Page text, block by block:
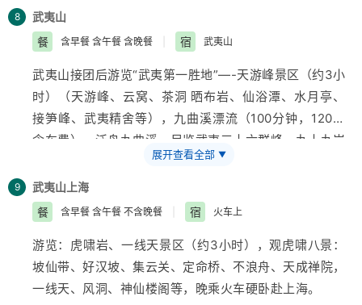
8
武夷山
餐
含早餐 含午餐 含晚餐 宿 武夷山
武夷山接团后游览“武夷第一胜地”—-天游峰景区（约3小
时）（天游峰、云窝、茶洞 晒布岩、仙浴潭、水月亭、
接笋峰、武夷精舍等），九曲溪漂流（100分钟，120元
含车费）、泛舟九曲溪，尽览武夷三十六群峰、九十九岩
（天游峰、玉女峰、大王峰，隐屏峰、晒布岩等）及悬崖
绝壁上古越人留下的千年“架壑船”与“虹桥板”，游览：武
夷宫、仿宋古街，品武夷正岩茶，观武夷茶艺表演.
展开查看全部 ▼
9 武夷山 上海
餐
含早餐 含午餐 不含晚餐 宿 火车上
游览：虎啸岩、一线天景区（约3小时），观虎啸八景：
坡仙带、好汉坡、集云关、定命桥、不浪舟、天成禅院，
一线天、风洞、神仙楼阁等，晚乘火车硬卧赴 上海。